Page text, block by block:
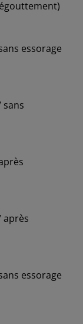
essorage
sans
après
essorage